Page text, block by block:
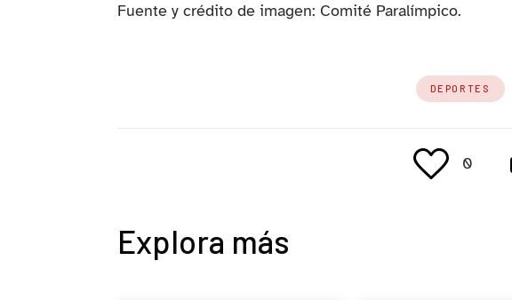
Fuente y crédito de imagen: Comité Paralímpico.
DEPORTES
0
Explora más